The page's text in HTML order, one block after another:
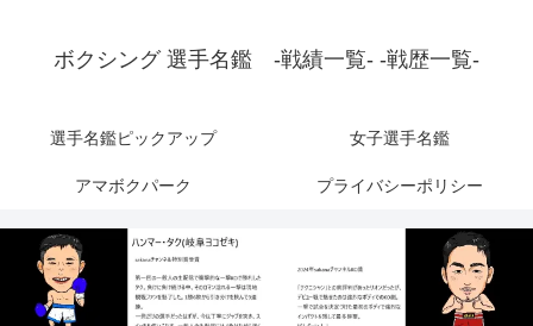
ボクシング 選手名鑑 -戦績一覧- -戦歴一覧-
選手名鑑ピックアップ 女子選手名鑑
アマボクパーク プライバシーポリシー